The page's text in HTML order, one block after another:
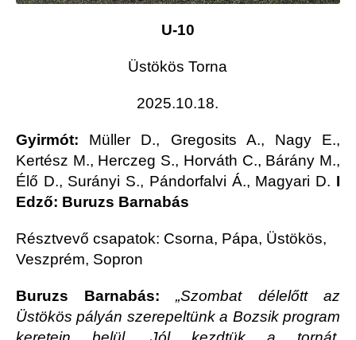
U-10
Üstökös Torna
2025.10.18.
Gyirmót: Müller D., Gregosits A., Nagy E.,
Kertész M., Herczeg S., Horváth C., Bárány M.,
Élő D., Surányi S., Pándorfalvi Á., Magyari D. I
Edző: Buruzs Barnabás
Résztvevő csapatok: Csorna, Pápa, Üstökös,
Veszprém, Sopron
Buruzs Barnabás:„Szombat délelőtt az
Üstökös pályán szerepeltünk a Bozsik program